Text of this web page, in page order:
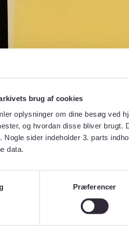
brug af cookies
oplysninger om dine besøg ved
og hvordan disse bliver
Nogle sider indeholder 3. parts
data.
Præferencer